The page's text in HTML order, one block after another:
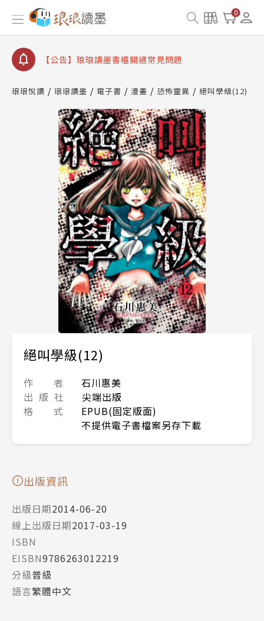
0
查詢
【公告】琅琅讀墨數位閱讀資產合併與書櫃開通申請
【公告】琅琅讀墨 3 分鐘完成書櫃開通與資產合併申
【公告】琅琅書店服務升級重要說明及資產合併結果
【公告】琅琅讀墨數位閱讀資產合併與書櫃開通申請
琅琅悅讀 琅琅讀墨 電子書 漫畫 恐怖靈異 絕叫學級(12)
絕叫學級(12)
作 者
石川惠美
出 版 社
尖端出版
格 式
EPUB(固定版面)
不提供電子書檔案另存下載
出版資訊
出版日期2014-06-20
線上出版日期2017-03-19
ISBN
EISBN9786263012219
分級普級
語言繁體中文